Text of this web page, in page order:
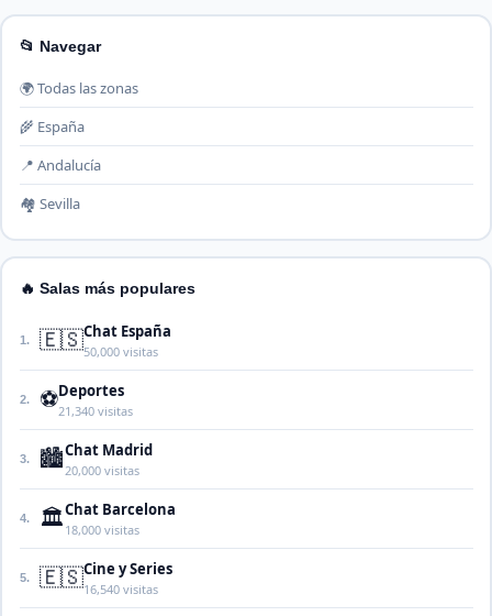
📂 Navegar
🌍 Todas las zonas
🌾 España
📍 Andalucía
🏘️ Sevilla
🔥 Salas más populares
1. 🇪🇸Chat España
50,000 visitas
2. ⚽Deportes
21,340 visitas
3. 🏙️Chat Madrid
20,000 visitas
4. 🏛️Chat Barcelona
18,000 visitas
5. 🇪🇸Cine y Series
16,540 visitas